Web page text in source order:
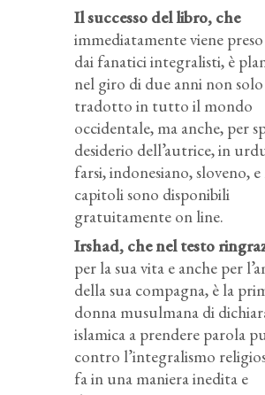
Il successo del libro, che
immediatamente viene
dai fanatici integralisti, è
nel giro di due anni non
tradotto in tutto il mondo
occidentale, ma anche, per
desiderio dell’autrice, in
farsi, indonesiano, sloveno,
capitoli sono disponibili
gratuitamente on line.
Irshad, che nel testo
per la sua vita e anche per
della sua compagna, è la
donna musulmana di
islamica a prendere parola
contro l’integralismo
fa in una maniera inedita e